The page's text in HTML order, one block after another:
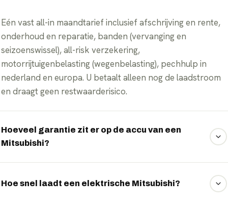
Eén vast all-in maandtarief inclusief afschrijving en rente,
onderhoud en reparatie, banden (vervanging en
seizoenswissel), all-risk verzekering,
motorrijtuigenbelasting (wegenbelasting), pechhulp in
nederland en europa. U betaalt alleen nog de laadstroom
en draagt geen restwaarderisico.
Hoeveel garantie zit er op de accu van een
Mitsubishi?
op het accupakket, met behoud van minimaal 70%
Hoe snel laadt een elektrische Mitsubishi?